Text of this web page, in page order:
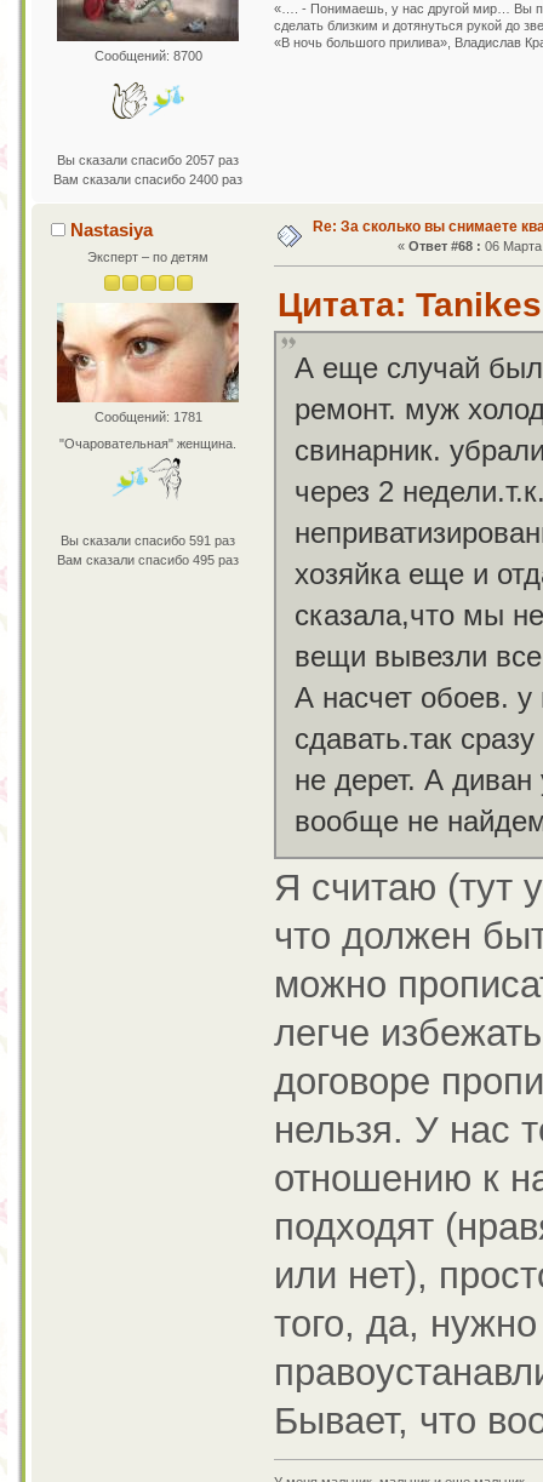
Сообщений: 8700
Вы сказали спасибо 2057 раз
Вам сказали спасибо 2400 раз
«…. - Понимаешь, у нас другой мир… Вы
сделать близким и дотянуться рукой до
«В ночь большого прилива», Владислав
Nastasiya
Эксперт – по детям
Сообщений: 1781
"Очаровательная" женщина.
Вы сказали спасибо 591 раз
Вам сказали спасибо 495 раз
Re: За сколько вы снимаете
«Ответ #68 : 06
Цитата:
А еще случай
ремонт. муж
свинарник.
через 2
хозяйка еще и
сказала,что мы
вещи вывезли
А насчет обоев. у
сдавать.так
не дерет. А
вообще не
Я считаю (тут
что должен
можно
легче
договоре
нельзя. У нас
отношению к
подходят
или нет),
того, да,
Бывает, что